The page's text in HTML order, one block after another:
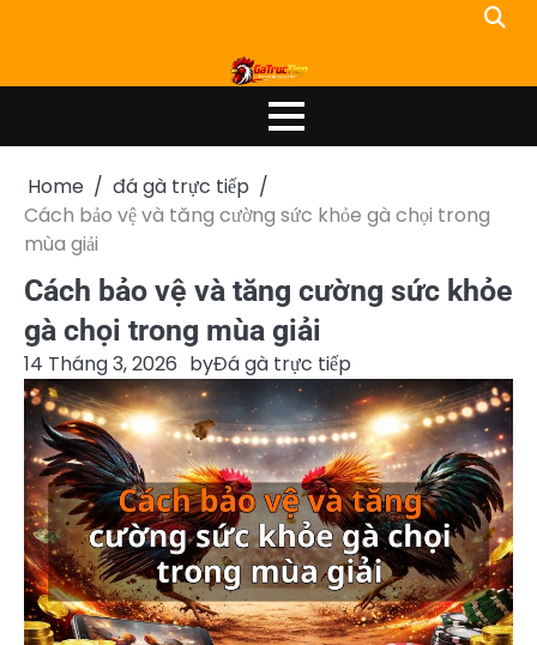
Home
đá gà trực tiếp
Cách bảo vệ và tăng cường sức khỏe gà chọi trong
mùa giải
Cách bảo vệ và tăng cường sức khỏe
gà chọi trong mùa giải
14 Tháng 3, 2026 byĐá gà trực tiếp